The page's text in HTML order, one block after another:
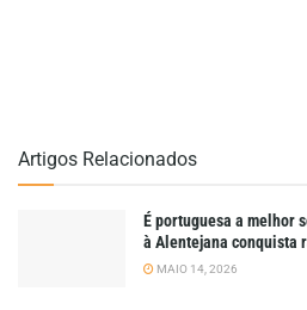
Artigos Relacionados
É portuguesa a melhor
à Alentejana conquista
MAIO 14, 2026